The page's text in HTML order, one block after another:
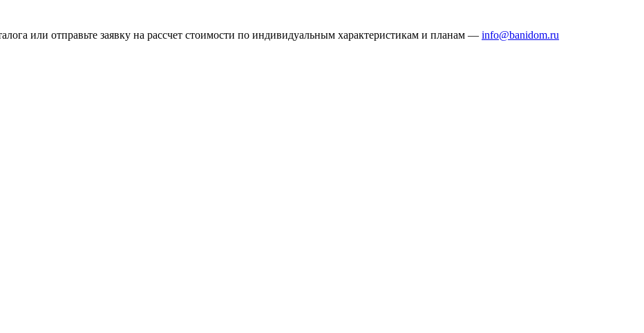
или отправьте заявку на рассчет стоимости по индивидуальным характеристикам и планам — info@banidom.ru